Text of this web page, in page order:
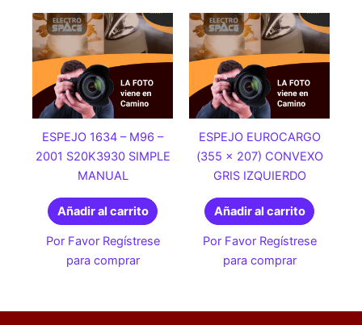
ESPEJO 1634 – M96 –
2001 S20K3930 SIMPLE
MANUAL
Añadir al carrito
Por Favor Regístrese
para comprar
ESPEJO EUROCARGO
(355 x 207) CONVEXO
GRIS IZQUIERDO
Añadir al carrito
Por Favor Regístrese
para comprar